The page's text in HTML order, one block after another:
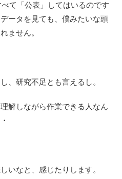
て「公表」してはいるのです
ータを見ても、僕みたいな頭
ません。
、研究不足とも言えるし。
解しながら作業できる人なん
いなと、感じたりします。